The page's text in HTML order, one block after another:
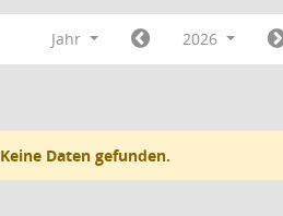
Jahr 2026
Keine Daten gefunden.